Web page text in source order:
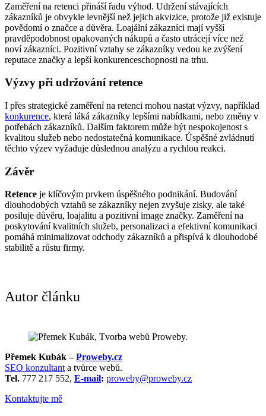
Zaměření na retenci přináší řadu výhod. Udržení stávajících
zákazníků je obvykle levnější než jejich akvizice, protože již existuje
povědomí o značce a důvěra. Loajální zákazníci mají vyšší
pravděpodobnost opakovaných nákupů a často utrácejí více než
noví zákazníci. Pozitivní vztahy se zákazníky vedou ke zvýšení
reputace značky a lepší konkurenceschopnosti na trhu.
Výzvy při udržování retence
I přes strategické zaměření na retenci mohou nastat výzvy, například
konkurence, která láká zákazníky lepšími nabídkami, nebo změny v
potřebách zákazníků. Dalším faktorem může být nespokojenost s
kvalitou služeb nebo nedostatečná komunikace. Úspěšné zvládnutí
těchto výzev vyžaduje důslednou analýzu a rychlou reakci.
Závěr
Retence je klíčovým prvkem úspěšného podnikání. Budování
dlouhodobých vztahů se zákazníky nejen zvyšuje zisky, ale také
posiluje důvěru, loajalitu a pozitivní image značky. Zaměření na
poskytování kvalitních služeb, personalizaci a efektivní komunikaci
pomáhá minimalizovat odchody zákazníků a přispívá k dlouhodobé
stabilitě a růstu firmy.
Autor článku
Přemek Kubák –Proweby.cz
SEO konzultanta tvůrce webů.
Tel. 777 217 552, E-mail: proweby@proweby.cz
Kontaktujte mě